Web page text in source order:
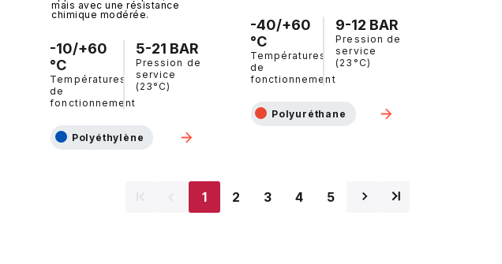
mais avec une résistance
chimique modérée.
-10/+60
°C
Températures
de
fonctionnement
5-21 BAR
Pression de
service
(23°C)
Polyéthylène
-40/+60
°C
Températures
de
fonctionnement
9-12 BAR
Pression de
service
(23°C)
Polyuréthane
Current page
1
Page
2
Page
3
Page
4
Page
5
Next
⌃
Last
⌅